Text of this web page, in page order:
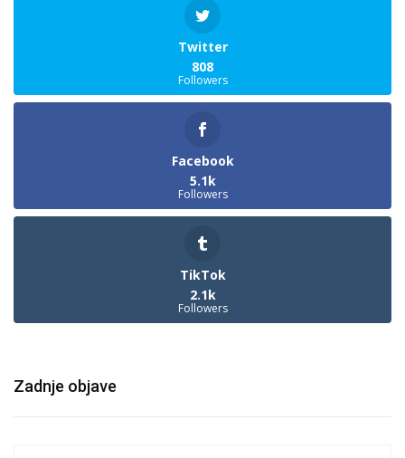
Twitter
808
Followers
Facebook
5.1k
Followers
TikTok
2.1k
Followers
Zadnje objave